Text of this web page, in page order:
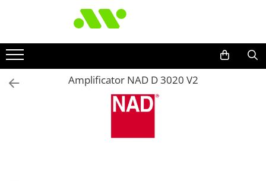
Amplificator NAD D 3020 V2